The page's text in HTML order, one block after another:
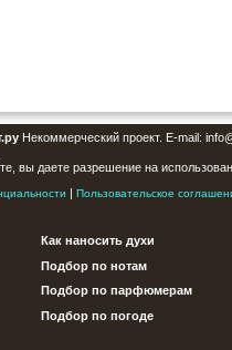
Некоммерческий проект. E-mail:
вы даете разрешение на
| Пользовательское
Как наносить духи
Подбор по нотам
Подбор по парфюмерам
Подбор по погоде